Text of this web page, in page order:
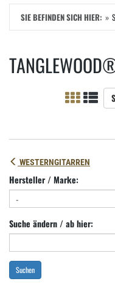
SIE BEFINDEN SICH HIER:
WESTERNGITARREN
Hersteller / Marke:
Suche ändern / ab hier:
Suchen